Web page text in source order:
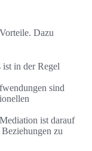
Dazu
in der Regel
sind
Mediation ist darauf
zu